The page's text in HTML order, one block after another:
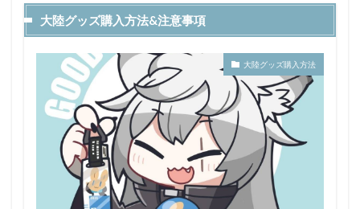
大陸グッズ購入方法&注意事項
大陸グッズ購入方法